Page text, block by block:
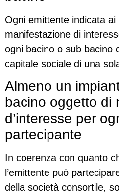
Ogni emittente indicata ai
manifestazione di
ogni bacino o sub bacino
capitale sociale di una
Almeno un
bacino oggetto di
d’interesse per
partecipante
In coerenza con quanto
l’emittente può
della società consortile,